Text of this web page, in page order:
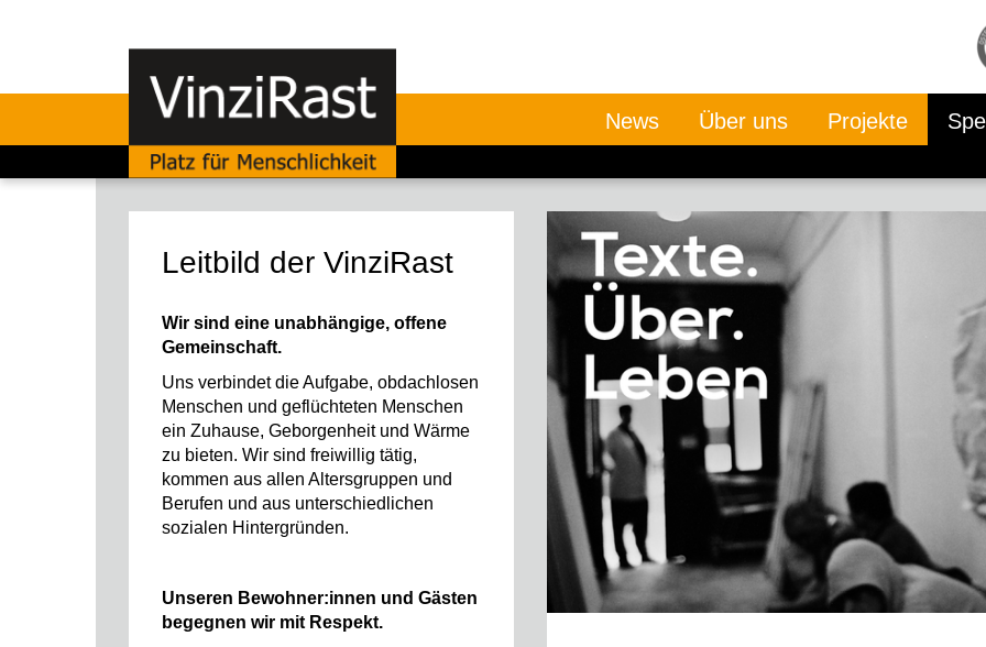
News Über uns Projekte
Leitbild der VinziRast
Wir sind eine unabhängige, offene
Gemeinschaft.
Uns verbindet die Aufgabe, obdachlosen
Menschen und geflüchteten Menschen
ein Zuhause, Geborgenheit und Wärme
zu bieten. Wir sind freiwillig tätig,
kommen aus allen Altersgruppen und
Berufen und aus unterschiedlichen
sozialen Hintergründen.
Unseren Bewohner:innen und Gästen
begegnen wir mit Respekt.